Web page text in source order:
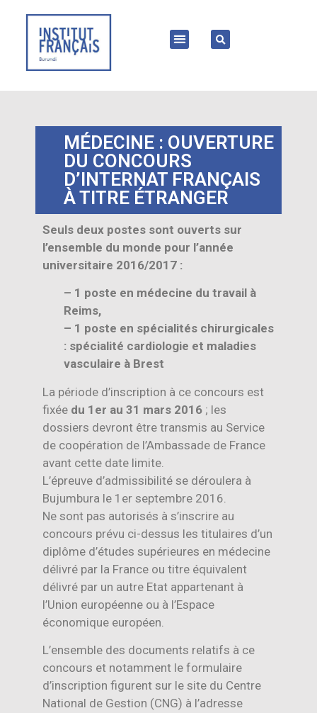
MÉDECINE : OUVERTURE
DU CONCOURS
D’INTERNAT FRANÇAIS
À TITRE ÉTRANGER
Seuls deux postes sont ouverts sur
l’ensemble du monde pour l’année
universitaire 2016/2017 :
– 1 poste en médecine du travail à
Reims,
– 1 poste en spécialités chirurgicales
: spécialité cardiologie et maladies
vasculaire à Brest
La période d’inscription à ce concours est
fixée du 1er au 31 mars 2016 ; les
dossiers devront être transmis au Service
de coopération de l’Ambassade de France
avant cette date limite.
L’épreuve d’admissibilité se déroulera à
Bujumbura le 1er septembre 2016.
Ne sont pas autorisés à s’inscrire au
concours prévu ci-dessus les titulaires d’un
diplôme d’études supérieures en médecine
délivré par la France ou titre équivalent
délivré par un autre Etat appartenant à
l’Union européenne ou à l’Espace
économique européen.
L’ensemble des documents relatifs à ce
concours et notamment le formulaire
d’inscription figurent sur le site du Centre
National de Gestion (CNG) à l’adresse